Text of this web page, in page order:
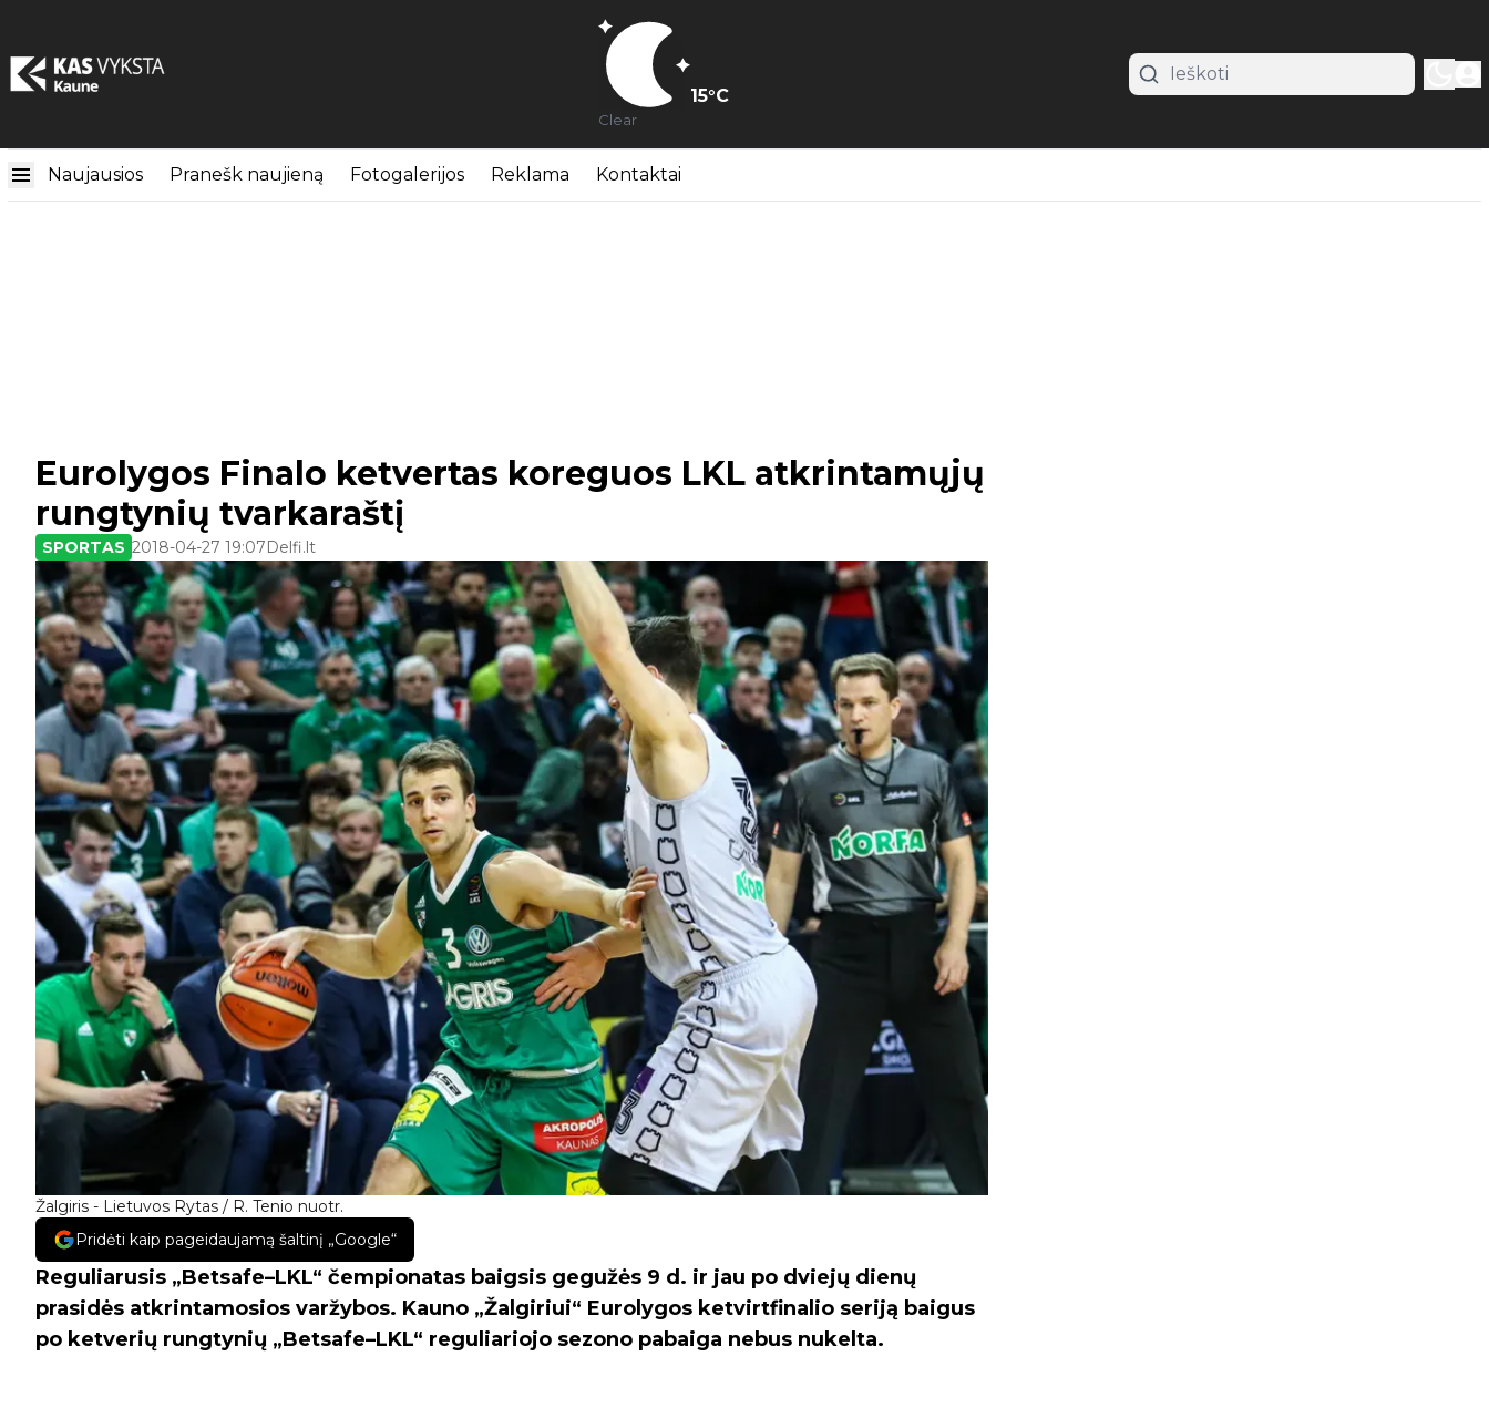
15°C
Clear
Naujausios Pranešk naujieną Fotogalerijos Reklama Kontaktai
Žalgiris - Lietuvos Rytas / R. Tenio nuotr.
Eurolygos Finalo ketvertas koreguos LKL atkrintamųjų
rungtynių tvarkaraštį
SPORTAS 2018-04-27 19:07Delfi.lt
Pridėti kaip pageidaujamą šaltinį „Google“
Reguliarusis „Betsafe–LKL“ čempionatas baigsis gegužės 9 d. ir jau po dviejų dienų
prasidės atkrintamosios varžybos. Kauno „Žalgiriui“ Eurolygos ketvirtfinalio seriją baigus
po ketverių rungtynių „Betsafe–LKL“ reguliariojo sezono pabaiga nebus nukelta.